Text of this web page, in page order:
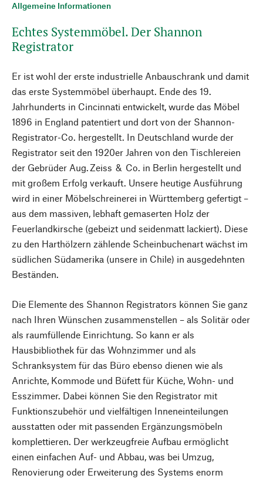
Allgemeine Informationen
Echtes Systemmöbel. Der Shannon
Registrator
Er ist wohl der erste industrielle Anbauschrank und damit
das erste Systemmöbel überhaupt. Ende des 19.
Jahrhunderts in Cincinnati entwickelt, wurde das Möbel
1896 in England patentiert und dort von der Shannon-
Registrator-Co. hergestellt. In Deutschland wurde der
Registrator seit den 1920er Jahren von den Tischlereien
der Gebrüder Aug. Zeiss & Co. in Berlin hergestellt und
mit großem Erfolg verkauft. Unsere heutige Ausführung
wird in einer Möbelschreinerei in Württemberg gefertigt –
aus dem massiven, lebhaft gemaserten Holz der
Feuerlandkirsche (gebeizt und seidenmatt lackiert). Diese
zu den Harthölzern zählende Scheinbuchenart wächst im
südlichen Südamerika (unsere in Chile) in ausgedehnten
Beständen.
Die Elemente des Shannon Registrators können Sie ganz
nach Ihren Wünschen zusammenstellen – als Solitär oder
als raumfüllende Einrichtung. So kann er als
Hausbibliothek für das Wohnzimmer und als
Schranksystem für das Büro ebenso dienen wie als
Anrichte, Kommode und Büfett für Küche, Wohn- und
Esszimmer. Dabei können Sie den Registrator mit
Funktionszubehör und vielfältigen Inneneinteilungen
ausstatten oder mit passenden Ergänzungsmöbeln
komplettieren. Der werkzeugfreie Aufbau ermöglicht
einen einfachen Auf- und Abbau, was bei Umzug,
Renovierung oder Erweiterung des Systems enorm